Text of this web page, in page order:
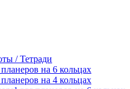
/ Тетради
на 6 кольцах
на 4 кольцах